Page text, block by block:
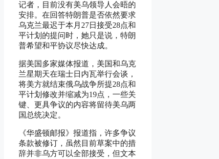
记者，目前没有美乌领导人会晤的
安排。在回答特朗普是否依然要求
乌克兰最迟于本月27日接受28点和
平计划的提问时，她只是说，特朗
普希望和平协议尽快达成。
据美国多家媒体报道，美国和乌克
兰星期天在瑞士日内瓦举行会谈，
将美方就结束俄乌战争所提28点和
平计划修改并缩减为19点，一些关
键、更具争议的内容将留待美乌两
国总统决定。
《华盛顿邮报》报道指，许多争议
条款被修订，虽然目前草案中的措
辞并非乌方可以全部接受，但文本